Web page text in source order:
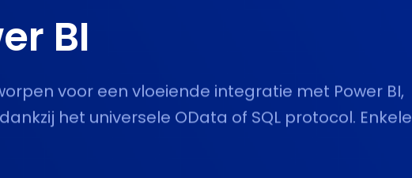
BI
voor een vloeiende integratie met Power BI,
het universele OData of SQL protocol. Enkele